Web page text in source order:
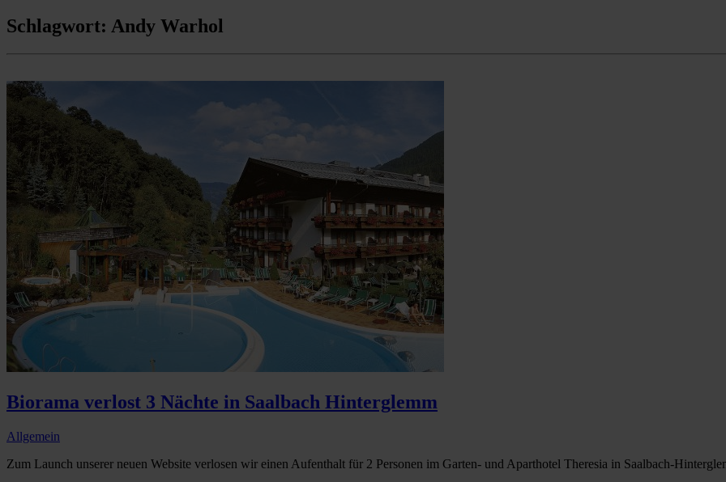
Schlagwort: Andy Warhol
Biorama verlost 3 Nächte in Saalbach Hinterglemm
Allgemein
Zum Launch unserer neuen Website verlosen wir einen Aufenthalt für 2 Personen im Garten- und Aparthotel Theresia in Saalbach-